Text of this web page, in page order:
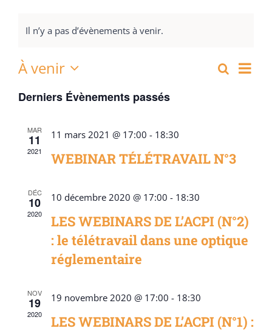
Il n’y a pas d’évènements à venir.
vues
Liste
À venir
Sélectionnez
une
Derniers Évènements passés
MAR
11
2021
11 mars 2021 @ 17:00 - 18:30
WEBINAR TÉLÉTRAVAIL N°3
DÉC
10
2020
10 décembre 2020 @ 17:00 - 18:30
LES WEBINARS DE L’ACPI (N°2)
: le télétravail dans une optique
réglementaire
NOV
19
2020
19 novembre 2020 @ 17:00 - 18:30
LES WEBINARS DE L’ACPI (N°1) :